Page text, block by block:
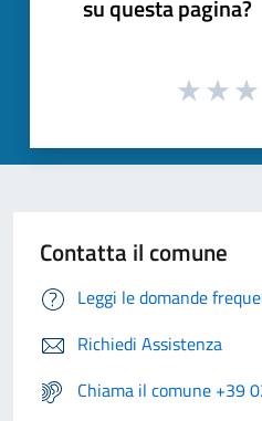
su questa pagina?
Contatta il comune
Leggi le domande
Richiedi Assistenza
Chiama il comune +39